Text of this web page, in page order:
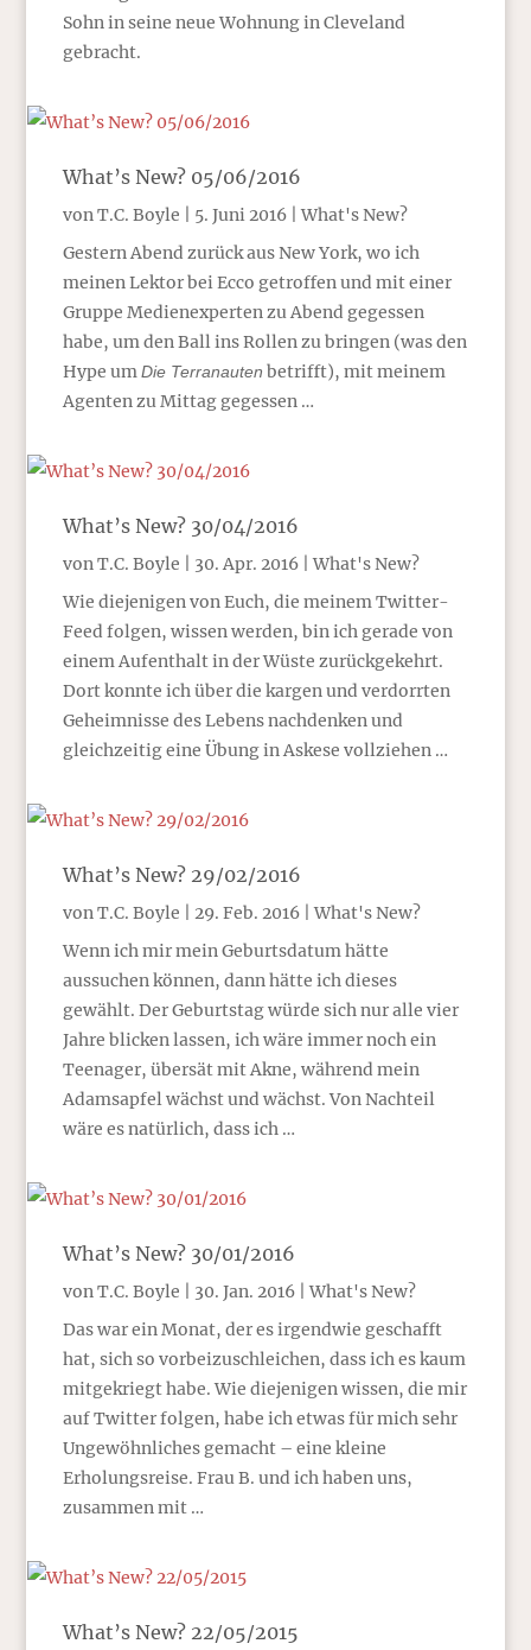
Sohn in seine neue Wohnung in Cleveland
gebracht.
What’s New? 05/06/2016
vonT.C. Boyle 5. Juni 2016|What's New?
Gestern Abend zurück aus New York, wo ich
meinen Lektor bei Ecco getroffen und mit einer
Gruppe Medienexperten zu Abend gegessen
habe, um den Ball ins Rollen zu bringen (was den
Hype umDie Terranauten betrifft), mit meinem
Agenten zu Mittag gegessen …
What’s New? 30/04/2016
vonT.C. Boyle 30. Apr. 2016|What's New?
Wie diejenigen von Euch, die meinem Twitter-
Feed folgen, wissen werden, bin ich gerade von
einem Aufenthalt in der Wüste zurückgekehrt.
Dort konnte ich über die kargen und verdorrten
Geheimnisse des Lebens nachdenken und
gleichzeitig eine Übung in Askese vollziehen …
What’s New? 29/02/2016
vonT.C. Boyle 29. Feb. 2016|What's New?
Wenn ich mir mein Geburtsdatum hätte
aussuchen können, dann hätte ich dieses
gewählt. Der Geburtstag würde sich nur alle vier
Jahre blicken lassen, ich wäre immer noch ein
Teenager, übersät mit Akne, während mein
Adamsapfel wächst und wächst. Von Nachteil
wäre es natürlich, dass ich …
What’s New? 30/01/2016
vonT.C. Boyle 30. Jan. 2016|What's New?
Das war ein Monat, der es irgendwie geschafft
hat, sich so vorbeizuschleichen, dass ich es kaum
mitgekriegt habe. Wie diejenigen wissen, die mir
auf Twitter folgen, habe ich etwas für mich sehr
Ungewöhnliches gemacht – eine kleine
Erholungsreise. Frau B. und ich haben uns,
zusammen mit …
What’s New? 22/05/2015